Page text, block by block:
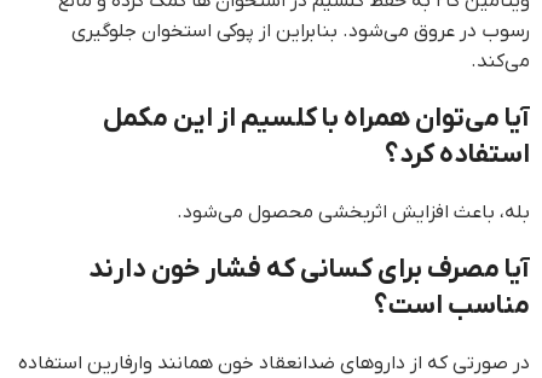
رسوب در عروق می‌شود. بنابراین از پوکی استخوان جلوگیری
می‌کند.
آیا می‌توان همراه با کلسیم از این مکمل
استفاده کرد؟
بله، باعث افزایش اثربخشی محصول می‌شود.
آیا مصرف برای کسانی که فشار خون دارند
مناسب است؟
در صورتی که از داروهای ضدانعقاد خون همانند وارفارین استفاده